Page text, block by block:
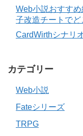
Web小説おすす
子改造チートでど
CardWirthシナリ
カテゴリー
Web小説
Fateシリーズ
TRPG